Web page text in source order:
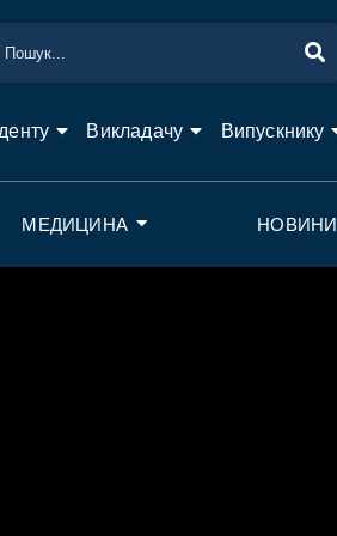
Викладачу Випускнику
МЕДИЦИНА НОВИНИ